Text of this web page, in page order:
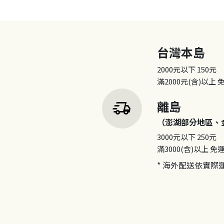
delivery_truck_speed
台灣本島
2000元以下150元
滿2000元(含)以上
離島
（澎湖部分地區
3000元以下250元
滿3000(含)以上免
* 海外配送依實際